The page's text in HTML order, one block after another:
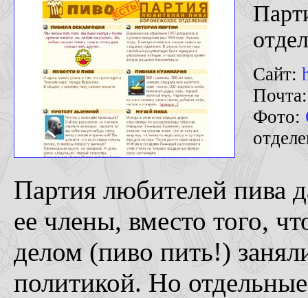
Сайт:
Фото:
Партия любителей пива
ее члены, вместо того,
делом (пиво пить!)
политикой. Но